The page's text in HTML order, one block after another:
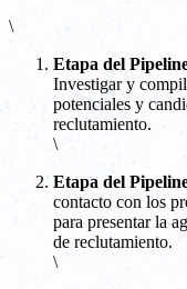
\
Etapa del
Investigar y
potenciales y
reclutamiento.
\
Etapa del
contacto con los
para presentar la
de reclutamiento.
\